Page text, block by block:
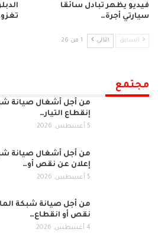
فيديو يظهر تبادل سائقا
سيارتي أجرة…
السابق التالي 1 من 26
مجتمع
من أجل أشغال صيانة
إنقطاع التيار…
5 أغسطس, 2026
من أجل أشغال صيانة
إعلان عن نقص أو…
5 أغسطس, 2026
من أجل صيانة شبكة
نقص أو انقطاع…
4 أغسطس, 2026